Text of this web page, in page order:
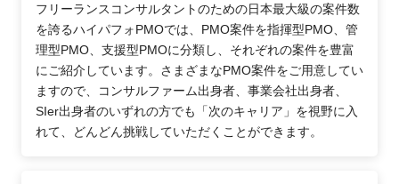
フリーランスコンサルタントのための日本最大級の案件数
を誇るハイパフォPMOでは、PMO案件を指揮型PMO、管
理型PMO、支援型PMOに分類し、それぞれの案件を豊富
にご紹介しています。さまざまなPMO案件をご用意してい
ますので、コンサルファーム出身者、事業会社出身者、
SIer出身者のいずれの方でも「次のキャリア」を視野に入
れて、どんどん挑戦していただくことができます。